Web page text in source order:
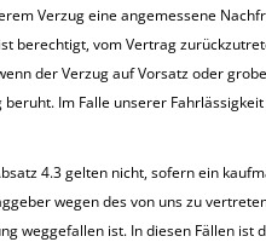
Verzug eine angemessene
berechtigt, vom Vertrag
der Verzug auf Vorsatz oder
Im Falle unserer
4.3 gelten nicht, sofern ein
wegen des von uns zu
weggefallen ist. In diesen Fällen ist